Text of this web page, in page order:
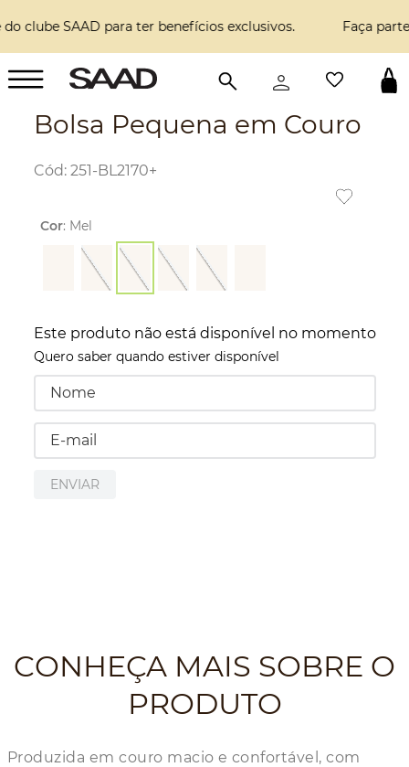
Faça parte do clube SAAD para ter benefícios exclusivos.
Bolsa Pequena em Couro
: 251-BL2170+
Cor: Mel
Este produto não está disponível no momento
Quero saber quando estiver disponível
ENVIAR
CONHEÇA MAIS SOBRE O
PRODUTO
Produzida em couro macio e confortável, com